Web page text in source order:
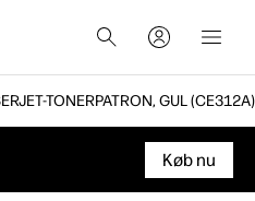
TONERPATRON, GUL (CE312A)
Support
Køb nu